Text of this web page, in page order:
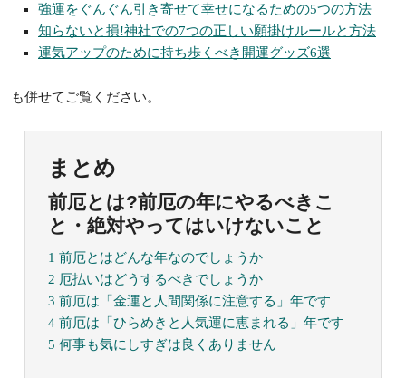
さて、『前厄とは?前厄の年にやるべきこと・絶対やってはい
けないこと』はいかがでしたか?
て開き直ったりすることもない年だというのが、おわかりいた
だけたことでしょう。
そもそも厄年そのものが、かつての人間のライフイベントに当
たる年であり、心身に大きく変調をきたし始める時期であるた
め、ここを注意して乗り切るための、先人の知恵と言えます。
あなたの健康などをもう一度見直して、無事に乗り切っていき
ましょう。
前厄に関連する記事として